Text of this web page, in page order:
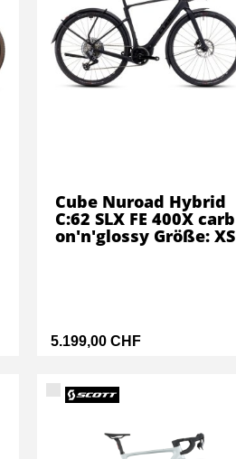
5.199,00 CHF
Cube Nuroad Hybrid
C:62 SLX FE 400X carb
on'n'glossy Größe: XS